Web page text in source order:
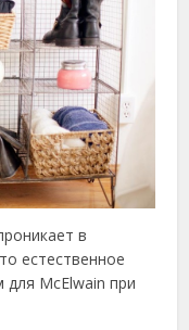
в
естественное
McElwain при